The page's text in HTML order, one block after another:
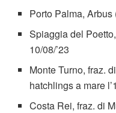
Porto Palma, Arbus
Spiaggia del
10/08/’23
Monte Turno, fraz.
hatchlings a mare
Costa Rei, fraz. di